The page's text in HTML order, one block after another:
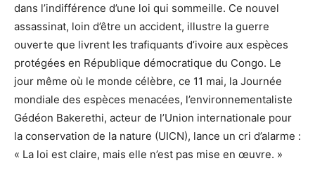
dans l’indifférence d’une loi qui sommeille. Ce nouvel
assassinat, loin d’être un accident, illustre la guerre
ouverte que livrent les trafiquants d’ivoire aux espèces
protégées en République démocratique du Congo. Le
jour même où le monde célèbre, ce 11 mai, la Journée
mondiale des espèces menacées, l’environnementaliste
Gédéon Bakerethi, acteur de l’Union internationale pour
la conservation de la nature (UICN), lance un cri d’alarme :
« La loi est claire, mais elle n’est pas mise en œuvre. »